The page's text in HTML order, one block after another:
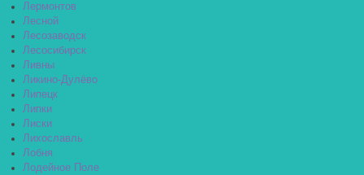
Лермонтов
Лесной
Лесозаводск
Лесосибирск
Ливны
Ликино-Дулёво
Липецк
Липки
Лиски
Лихославль
Лобня
Лодейное Поле